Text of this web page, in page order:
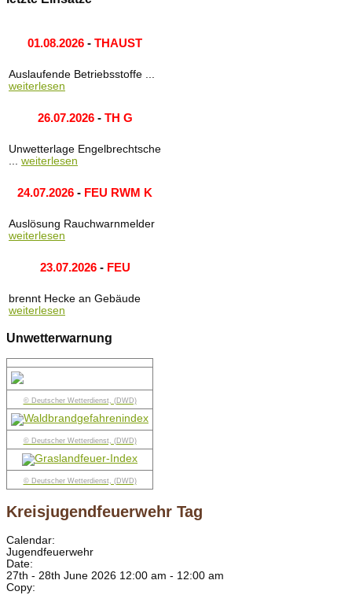
01.08.2026 - THAUST
Auslaufende Betriebsstoffe ...
weiterlesen
26.07.2026- TH G
Unwetterlage Engelbrechtsche
... weiterlesen
24.07.2026 - FEU RWM K
Auslösung Rauchwarnmelder
weiterlesen
23.07.2026- FEU
brennt Hecke an Gebäude
weiterlesen
Unwetterwarnung
© Deutscher Wetterdienst, (DWD)
© Deutscher Wetterdienst, (DWD)
© Deutscher Wetterdienst, (DWD)
Kreisjugendfeuerwehr Tag
Calendar:
Jugendfeuerwehr
Date:
27th - 28th June 2026 12:00 am - 12:00 am
Copy: